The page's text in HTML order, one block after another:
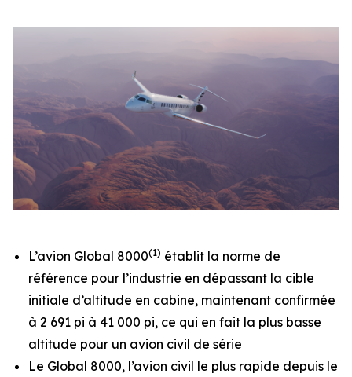
L’avion Global 8000(1) établit la norme de
référence pour l’industrie en dépassant la cible
initiale d’altitude en cabine, maintenant confirmée
à 2 691 pi à 41 000 pi, ce qui en fait la plus basse
altitude pour un avion civil de série
Le Global 8000, l’avion civil le plus rapide depuis le